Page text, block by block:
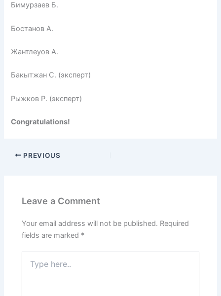
Бимурзаев Б.
Бостанов А.
Жантлеуов А.
Бакытжан С. (эксперт)
Рыжков Р. (эксперт)
Congratulations!
PREVIOUS
Leave a Comment
Your email address will not be published. Required
fields are marked *
here..